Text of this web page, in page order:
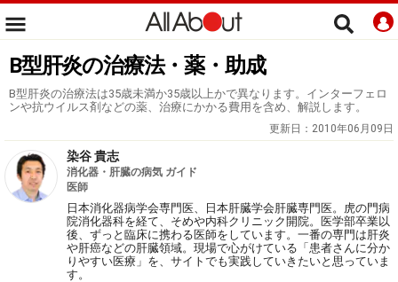
B型肝炎の治療法・薬・助成
B型肝炎の治療法は35歳未満か35歳以上かで異なります。インターフェロ
ンや抗ウイルス剤などの薬、治療にかかる費用を含め、解説します。
更新日： 2010年06月09日
染谷 貴志
消化器・肝臓の病気 ガイド
医師
日本消化器病学会専門医、日本肝臓学会肝臓専門医。虎の門病
院消化器科を経て、そめや内科クリニック開院。医学部卒業以
後、ずっと臨床に携わる医師をしています。一番の専門は肝炎
や肝癌などの肝臓領域。現場で心がけている「患者さんに分か
りやすい医療」を、サイトでも実践していきたいと思っていま
す。